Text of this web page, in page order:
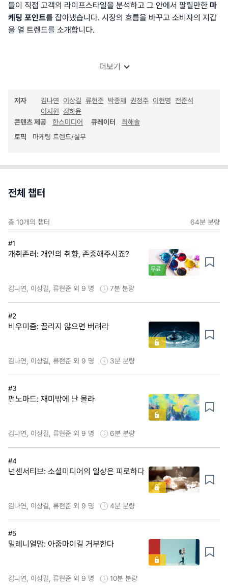
들이 직접 고객의 라이프스타일을 분석하고 그 안에서 팔릴만한 마
케팅 포인트를 잡아냈습니다. 시장의 흐름을 바꾸고 소비자의 지갑
을 열 트렌드를 소개합니다.
더보기
저자 김나연 이상길 류현준 박종제 권정주 이현명 전준석
이지원 정하윤
콘텐츠 제공
한스미디어 큐레이터
최해솔
토픽
마케팅 트렌드/실무
전체 챕터
총 10개의 챕터 64분 분량
#1
개취존러: 개인의 취향, 존중해주시죠?
무료
김나연, 이상길, 류현준 외 9 명 7분 분량
#2
비우미즘: 끌리지 않으면 버려라
김나연, 이상길, 류현준 외 9 명 3분 분량
#3
펀노마드: 재미밖에 난 몰라
김나연, 이상길, 류현준 외 9 명 6분 분량
#4
넌센서티브: 소셜미디어의 일상은 피로하다
김나연, 이상길, 류현준 외 9 명 4분 분량
#5
밀레니얼맘: 아줌마이길 거부한다
김나연, 이상길, 류현준 외 9 명 10분 분량